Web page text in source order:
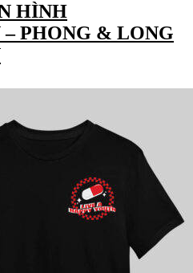
HÌNH
PHONG & LONG